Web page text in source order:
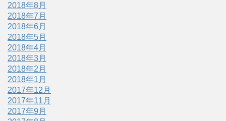
2018年8月
2018年7月
2018年6月
2018年5月
2018年4月
2018年3月
2018年2月
2018年1月
2017年12月
2017年11月
2017年9月